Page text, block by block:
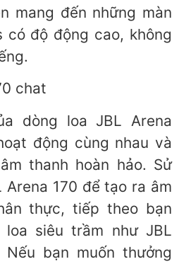
mang đến những màn
có độ động cao, không
dòng loa JBL Arena
động cùng nhau và
thanh hoàn hảo. Sử
Arena 170 để tạo ra âm
thực, tiếp theo bạn
siêu trầm như JBL
Nếu bạn muốn thưởng